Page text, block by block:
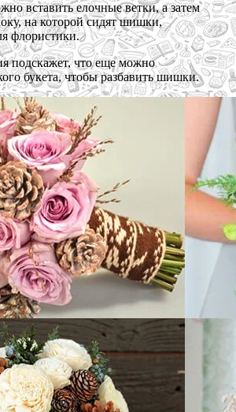
вставить елочные ветки, а затем
на которой сидят шишки,
флористики.
подскажет, что еще можно
букета, чтобы разбавить шишки.